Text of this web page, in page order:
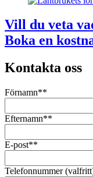
Vill du veta
Boka en
Kontakta oss
Förnamn**
Efternamn**
E-post**
Telefonnummer